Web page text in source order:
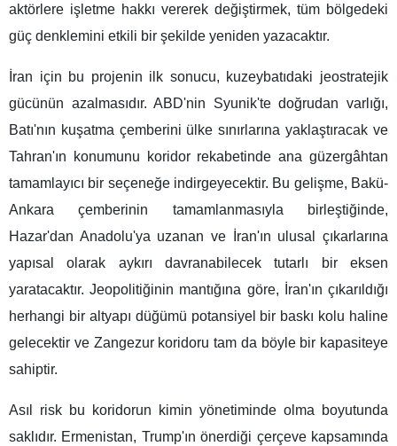
aktörlere işletme hakkı vererek değiştirmek, tüm bölgedeki
güç denklemini etkili bir şekilde yeniden yazacaktır.
İran için bu projenin ilk sonucu, kuzeybatıdaki jeostratejik
gücünün azalmasıdır. ABD'nin Syunik'te doğrudan varlığı,
Batı'nın kuşatma çemberini ülke sınırlarına yaklaştıracak ve
Tahran'ın konumunu koridor rekabetinde ana güzergâhtan
tamamlayıcı bir seçeneğe indirgeyecektir. Bu gelişme, Bakü-
Ankara çemberinin tamamlanmasıyla birleştiğinde,
Hazar'dan Anadolu'ya uzanan ve İran'ın ulusal çıkarlarına
yapısal olarak aykırı davranabilecek tutarlı bir eksen
yaratacaktır. Jeopolitiğinin mantığına göre, İran'ın çıkarıldığı
herhangi bir altyapı düğümü potansiyel bir baskı kolu haline
gelecektir ve Zangezur koridoru tam da böyle bir kapasiteye
sahiptir.
Asıl risk bu koridorun kimin yönetiminde olma boyutunda
saklıdır. Ermenistan, Trump'ın önerdiği çerçeve kapsamında